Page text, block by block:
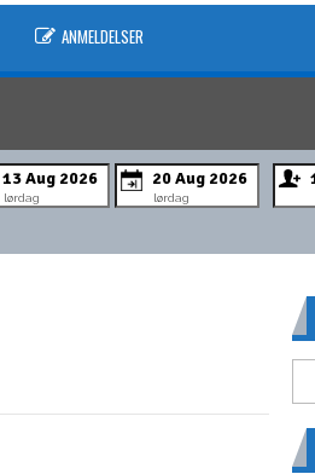
ANMELDELSER
lørdag lørdag